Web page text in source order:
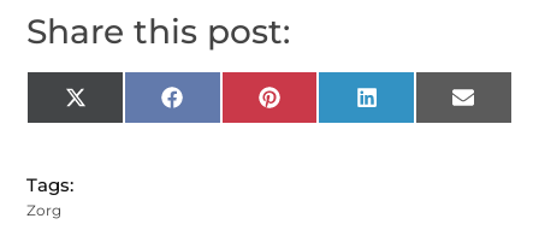
Share this post:
X
(Twitter)
Facebook Pinterest LinkedIn Email
Tags:
Zorg